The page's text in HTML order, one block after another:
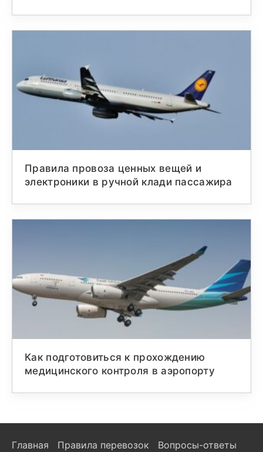
Правила провоза ценных вещей и
электроники в ручной клади пассажира
Как подготовиться к прохождению
медицинского контроля в аэропорту
Главная Правила перевозок Вопросы-ответы